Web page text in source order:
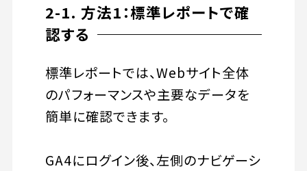
2-1. 方法1：標準レポートで確
認する
標準レポートでは、Webサイト全体
のパフォーマンスや主要なデータを
簡単に確認できます。
GA4にログイン後、左側のナビゲーシ